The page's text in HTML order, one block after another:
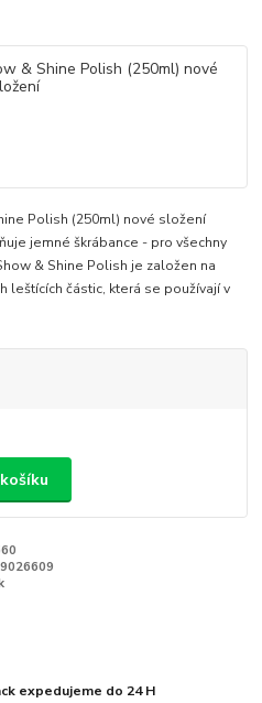
Polish (250ml) nové složení
jemné škrábance - pro všechny
& Shine Polish je založen na
leštících částic, která se používají v
expedujeme do 24 H